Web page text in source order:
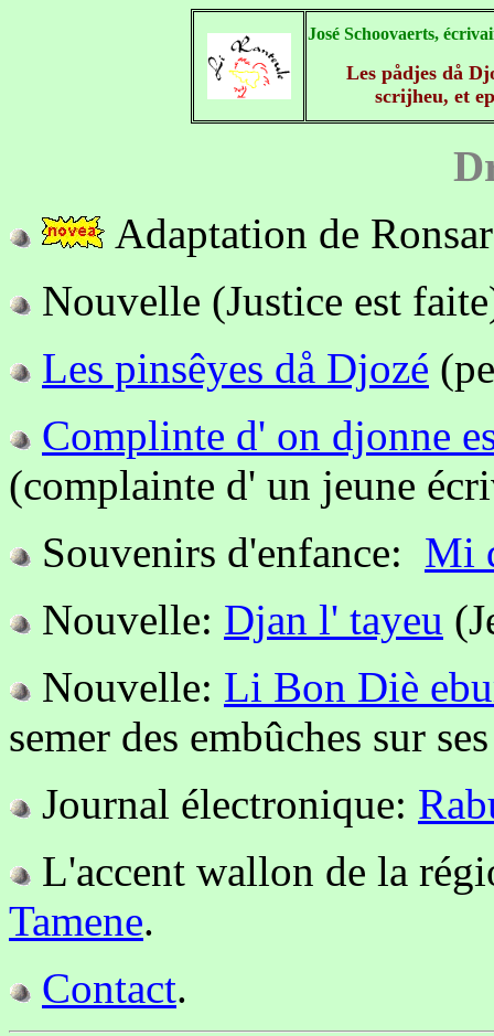
José Schoovaerts,
Les pådjes då
scrijheu, et
Adaptation de
Nouvelle (Justice est
Les pinsêyes då Djozé
Complinte d' on djonne
(complainte d' un jeune
Souvenirs d'enfance: Mi
Nouvelle: Djan l' tayeu
Nouvelle: Li Bon Diè
semer des embûches sur
Journal électronique:
L'accent wallon de la
Tamene.
Contact.